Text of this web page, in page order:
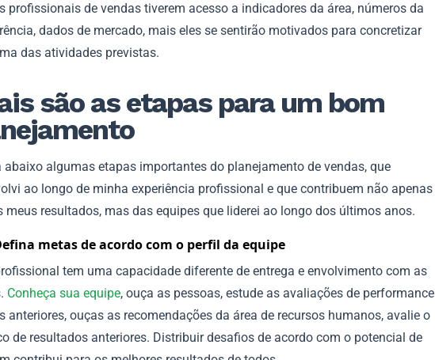
profissionais de vendas tiverem acesso a indicadores da área, números da
dados de mercado, mais eles se sentirão motivados para concretizar
das atividades previstas.
são as etapas para um bom
abaixo algumas etapas importantes do planejamento de vendas, que
ao longo de minha experiência profissional e que contribuem não apenas
meus resultados, mas das equipes que liderei ao longo dos últimos anos.
metas de acordo com o perfil da equipe
tem uma capacidade diferente de entrega e envolvimento com as
Conheça sua equipe, ouça as pessoas, estude as avaliações de performance
anteriores, ouças as recomendações da área de recursos humanos, avalie o
de resultados anteriores. Distribuir desafios de acordo com o potencial de